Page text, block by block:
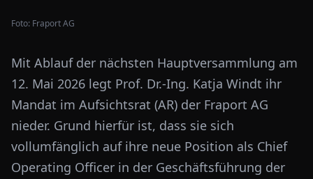
Foto: Fraport AG
Mit Ablauf der nächsten Hauptversammlung am
12. Mai 2026 legt Prof. Dr.-Ing. Katja Windt ihr
Mandat im Aufsichtsrat (AR) der Fraport AG
nieder. Grund hierfür ist, dass sie sich
vollumfänglich auf ihre neue Position als Chief
Operating Officer in der Geschäftsführung der